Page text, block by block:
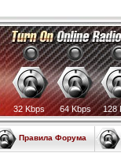
32 Kbps 64 Kbps 128
Правила Форума